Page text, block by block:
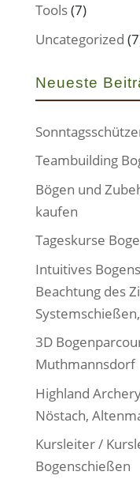
Tools(7)
Uncategorized
Neueste
Teambuilding
Bögen und
kaufen
Tageskurse
Intuitives
Beachtung des
3D
Muthmannsdorf
Highland
Nöstach,
Kursleiter /
Bogenschießen